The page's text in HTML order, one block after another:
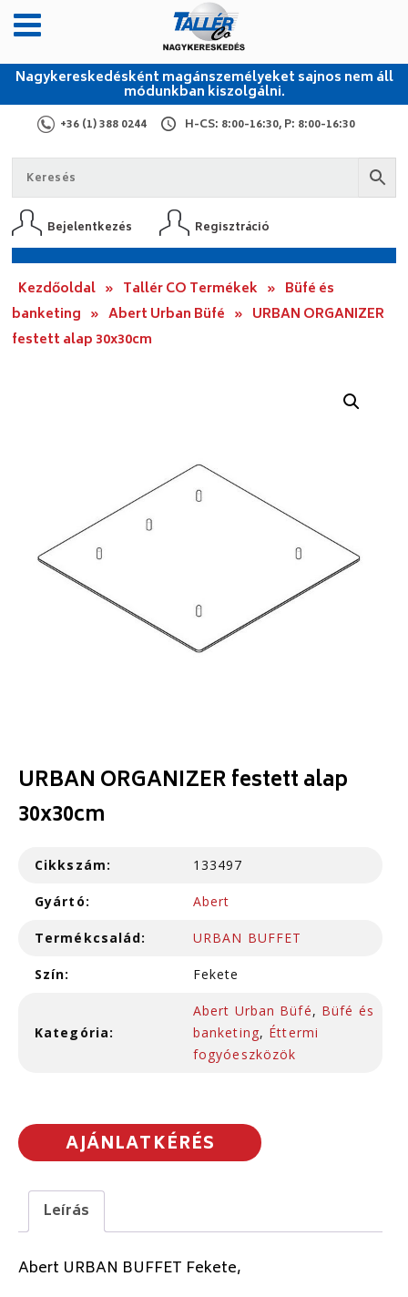
Nagykereskedésként magánszemélyeket sajnos nem áll
módunkban kiszolgálni.
+36 (1) 388 0244 H-CS: 8:00-16:30, P: 8:00-16:30
Bejelentkezés Regisztráció
Kezdőoldal » Tallér CO Termékek » Büfé és
banketing » Abert Urban Büfé » URBAN ORGANIZER
festett alap 30x30cm
URBAN ORGANIZER festett alap
30x30cm
Cikkszám: 133497
Gyártó: Abert
Termékcsalád: URBAN BUFFET
Szín: Fekete
Kategória:
Abert Urban Büfé, Büfé és
banketing, Éttermi
fogyóeszközök
AJÁNLATKÉRÉS
Leírás
Abert URBAN BUFFET Fekete,